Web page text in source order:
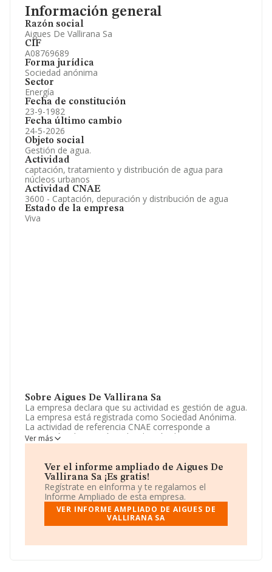
Información general
Razón social
Aigues De Vallirana Sa
CIF
A08769689
Forma jurídica
Sociedad anónima
Sector
Energía
Fecha de constitución
23-9-1982
Fecha último cambio
24-5-2026
Objeto social
Gestión de agua.
Actividad
captación, tratamiento y distribución de agua para
núcleos urbanos
Actividad CNAE
3600 - Captación, depuración y distribución de agua
Estado de la empresa
Viva
Sobre Aigues De Vallirana Sa
La empresa declara que su actividad es gestión de agua.
La empresa está registrada como Sociedad Anónima.
La actividad de referencia CNAE corresponde a
'Captación, depuración y distribución de agua', cuyo
Código es 3600. No realiza actividad de importación y/o
El número de empleados ha bajado un 14% y según los
datos a disposición de INFORMA, ha tenido un número
de empleados por debajo de la media de sector.
Dentro del ranking de empresas elaborado por
INFORMA, atendiendo a los niveles de facturación de la
puestos en el ranking sectorial, pasando del 260 al 243.
Ver más
Ver el informe ampliado de Aigues De
Vallirana Sa ¡Es gratis!
Regístrate en eInforma y te regalamos el
Informe Ampliado de esta empresa.
VER INFORME AMPLIADO DE AIGUES DE
VALLIRANA SA